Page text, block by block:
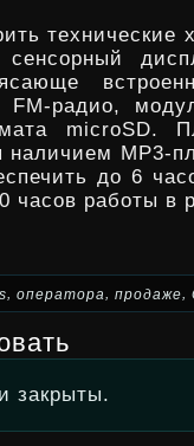
технические
FM-радио,
microSD.
наличием MP3-
до 6
часов работы в
, оператора, продаже,
закрыты.